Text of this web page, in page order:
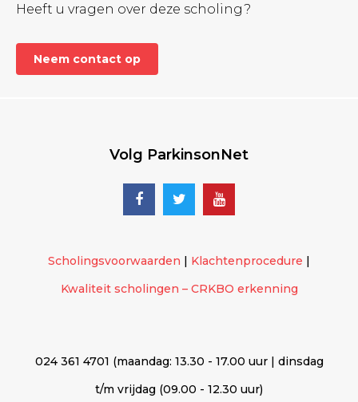
Heeft u vragen over deze scholing?
Neem contact op
Volg ParkinsonNet
Scholingsvoorwaarden | Klachtenprocedure |
Kwaliteit scholingen – CRKBO erkenning
024 361 4701 (maandag: 13.30 - 17.00 uur | dinsdag
t/m vrijdag (09.00 - 12.30 uur)